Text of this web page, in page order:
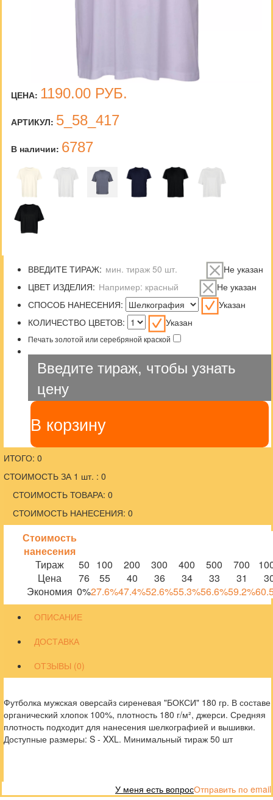
ЦЕНА: 1190.00 РУБ.
АРТИКУЛ: 5_58_417
В наличии: 6787
ВВЕДИТЕ ТИРАЖ:
Не указан
ЦВЕТ ИЗДЕЛИЯ:
Не указан
СПОСОБ НАНЕСЕНИЯ:
Указан
КОЛИЧЕСТВО ЦВЕТОВ:
Указан
Печать золотой или серебряной краской
Введите тираж, чтобы узнать
цену
В корзину
ИТОГО: 0
СТОИМОСТЬ ЗА 1 шт. : 0
СТОИМОСТЬ ТОВАРА: 0
СТОИМОСТЬ НАНЕСЕНИЯ: 0
Стоимость
нанесения
Тираж
50 100 200 300 400 500 700
Цена
76 55 40 36 34 33 31
Экономия 0%27.6%47.4%52.6%55.3%56.6%59.2%
ОПИСАНИЕ
ДОСТАВКА
ОТЗЫВЫ (0)
Футболка мужская оверсайз сиреневая "БОКСИ" 180 гр. В составе
органический хлопок 100%, плотность 180 г/м², джерси. Средняя
плотность подходит для нанесения шелкографией и вышивки.
Доступные размеры: S - XXL. Минимальный тираж 50 шт
Отправить по email
У меня есть вопрос